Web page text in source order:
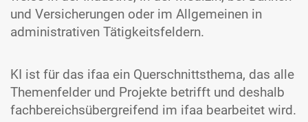
und Versicherungen oder im Allgemeinen in
administrativen Tätigkeits­feldern.
KI ist für das ifaa ein Quer­schnitts­thema, das alle
Themen­felder und Projekte betrifft und deshalb
fach­bereichs­über­greifend im ifaa bearbeitet wird.